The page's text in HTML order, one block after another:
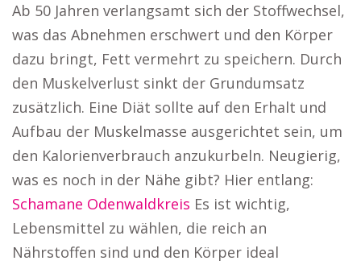
Ab 50 Jahren verlangsamt sich der Stoffwechsel,
was das Abnehmen erschwert und den Körper
dazu bringt, Fett vermehrt zu speichern. Durch
den Muskelverlust sinkt der Grundumsatz
zusätzlich. Eine Diät sollte auf den Erhalt und
Aufbau der Muskelmasse ausgerichtet sein, um
den Kalorienverbrauch anzukurbeln. Neugierig,
was es noch in der Nähe gibt? Hier entlang:
Schamane Odenwaldkreis Es ist wichtig,
Lebensmittel zu wählen, die reich an
Nährstoffen sind und den Körper ideal